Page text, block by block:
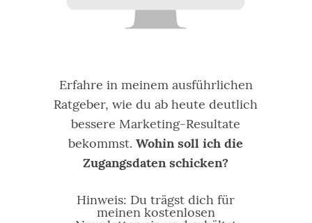
Erfahre in meinem ausführlichen
Ratgeber, wie du ab heute deutlich
bessere Marketing-Resultate
bekommst.Wohin soll ich die
Zugangsdaten schicken?
Hinweis: Du trägst dich für
meinen kostenlosen